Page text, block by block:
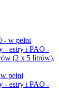
pełni
- estry i PAO -